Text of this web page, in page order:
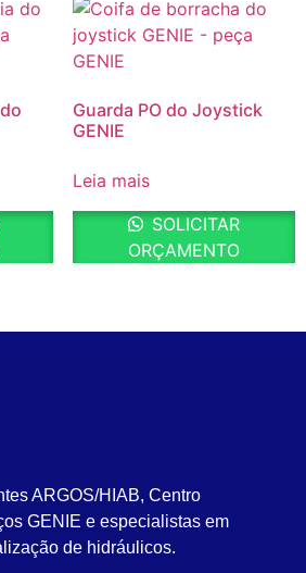
Guarda PO do Joystick
GENIE
Leia mais
SOLICITAR
ORÇAMENTO
ARGOS/HIAB, Centro
GENIE e especialistas em
de hidráulicos.